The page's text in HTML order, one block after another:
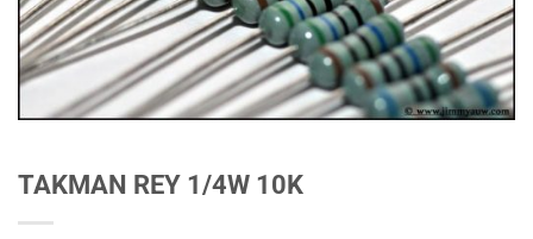
TAKMAN REY 1/4W 10K